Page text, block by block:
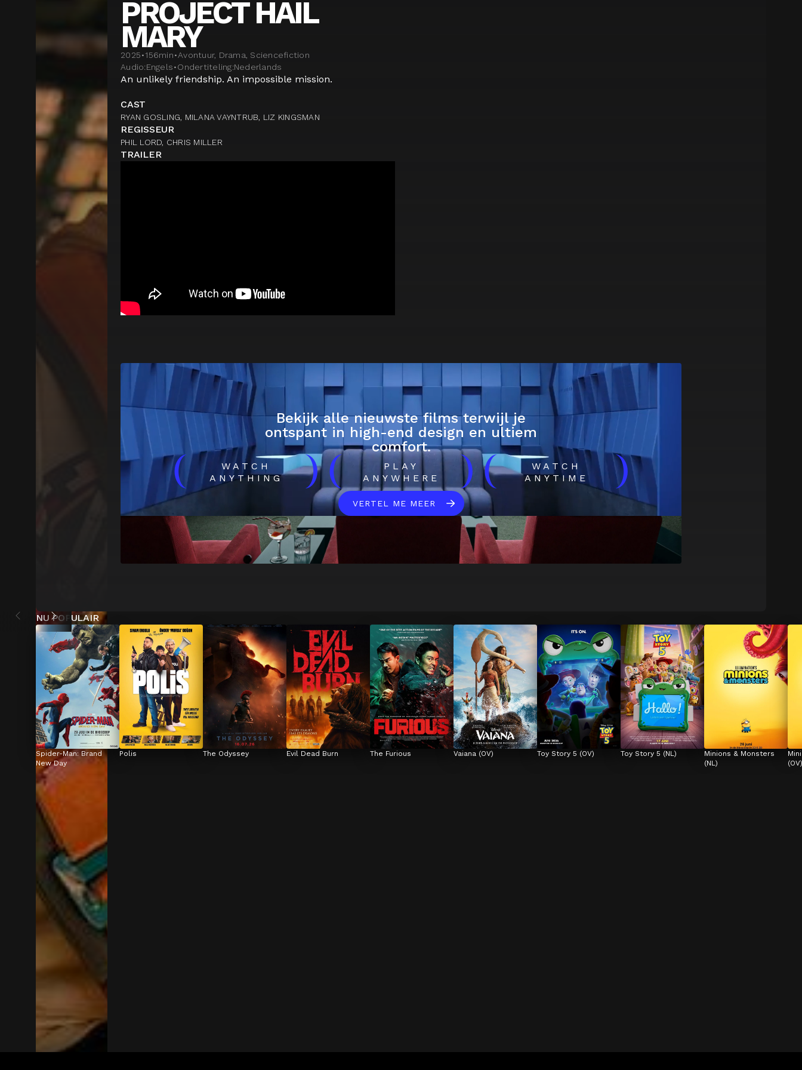
PROJECT HAIL
MARY
2025•156min•Avontuur, Drama, Sciencefiction
Audio:Engels•Ondertiteling:Nederlands
An unlikely friendship. An impossible mission.
CAST
RYAN GOSLING, MILANA VAYNTRUB, LIZ KINGSMAN
REGISSEUR
PHIL LORD, CHRIS MILLER
TRAILER
Bekijk alle nieuwste films terwijl je
ontspant in high-end design en ultiem
comfort.
(
WATCH
ANYTHING
)(
PLAY
ANYWHERE
)(
WATCH
ANYTIME
)
VERTEL ME MEER
NU POPULAIR
Spider-Man: Brand
New Day
Polis The Odyssey Evil Dead Burn The Furious Vaiana (OV) Toy Story 5 (OV) Toy Story 5 (NL)
Minions & Monsters
(NL)
(OV)